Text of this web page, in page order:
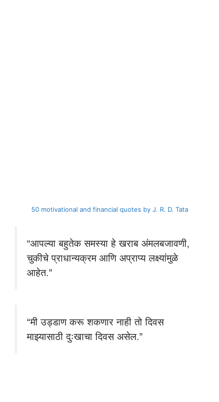
50 motivational and financial quotes by J. R. D. Tata
“आपल्या बहुतेक समस्या हे खराब अंमलबजावणी,
चुकीचे प्राधान्यक्रम आणि अप्राप्य लक्ष्यांमुळे
आहेत.”
“मी उड्डाण करू शकणार नाही तो दिवस
माझ्यासाठी दुःखाचा दिवस असेल.”